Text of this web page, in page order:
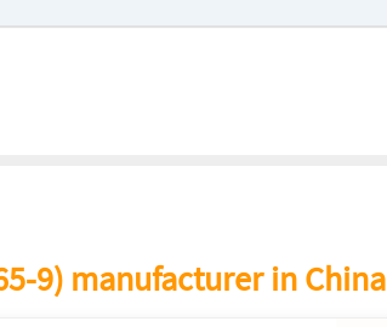
9) manufacturer in China